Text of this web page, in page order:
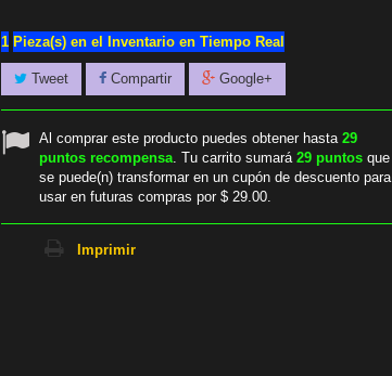
1 Pieza(s) en el Inventario en Tiempo Real
Tweet Compartir Google+
Al comprar este producto puedes obtener hasta 29
puntos recompensa. Tu carrito sumará 29 puntos que
se puede(n) transformar en un cupón de descuento para
usar en futuras compras por $ 29.00.
Imprimir